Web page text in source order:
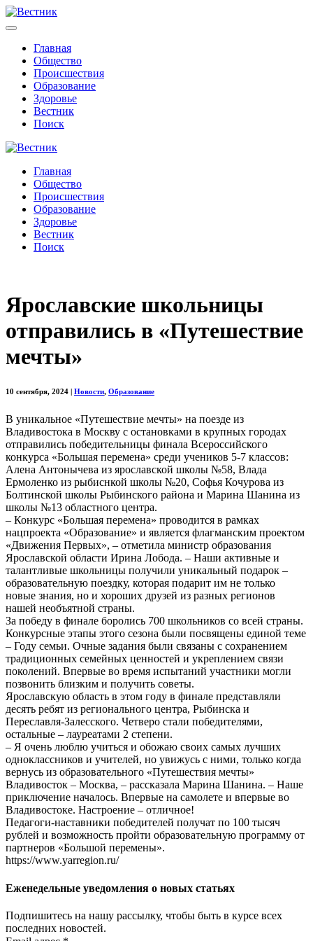
Главная
Общество
Происшествия
Образование
Здоровье
Вестник
Поиск
Главная
Общество
Происшествия
Образование
Здоровье
Вестник
Поиск
Ярославские школьницы
отправились в «Путешествие
мечты»
10 сентября, 2024 Новости, Образование
В уникальное «Путешествие мечты» на поезде из
Владивостока в Москву с остановками в крупных городах
отправились победительницы финала Всероссийского
конкурса «Большая перемена» среди учеников 5-7 классов:
Алена Антонычева из ярославской школы №58, Влада
Ермоленко из рыбиснкой школы №20, Софья Кочурова из
Болтинской школы Рыбинского района и Марина Шанина из
школы №13 областного центра.
– Конкурс «Большая перемена» проводится в рамках
нацпроекта «Образование» и является флагманским проектом
«Движения Первых», – отметила министр образования
Ярославской области Ирина Лобода. – Наши активные и
талантливые школьницы получили уникальный подарок –
образовательную поездку, которая подарит им не только
новые знания, но и хороших друзей из разных регионов
нашей необъятной страны.
За победу в финале боролись 700 школьников со всей страны.
Конкурсные этапы этого сезона были посвящены единой теме
– Году семьи. Очные задания были связаны с сохранением
традиционных семейных ценностей и укреплением связи
поколений. Впервые во время испытаний участники могли
позвонить близким и получить советы.
Ярославскую область в этом году в финале представляли
десять ребят из регионального центра, Рыбинска и
Переславля-Залесского. Четверо стали победителями,
остальные – лауреатами 2 степени.
– Я очень люблю учиться и обожаю своих самых лучших
одноклассников и учителей, но увижусь с ними, только когда
вернусь из образовательного «Путешествия мечты»
Владивосток – Москва, – рассказала Марина Шанина. – Наше
приключение началось. Впервые на самолете и впервые во
Владивостоке. Настроение – отличное!
​Педагоги-наставники победителей получат по 100 тысяч
рублей и возможность пройти образовательную программу от
партнеров «Большой перемены».
https://www.yarregion.ru/
Еженедельные уведомления о новых статьях
Подпишитесь на нашу рассылку, чтобы быть в курсе всех
последних новостей.